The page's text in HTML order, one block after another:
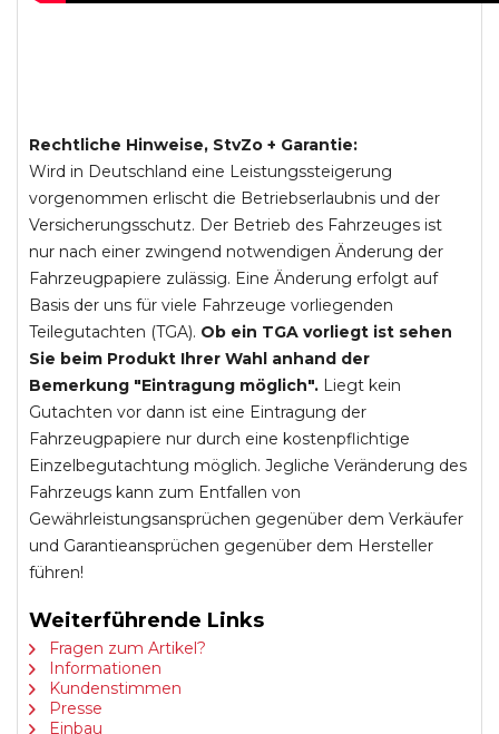
Rechtliche Hinweise, StvZo + Garantie:
Wird in Deutschland eine Leistungssteigerung
vorgenommen erlischt die Betriebserlaubnis und der
Versicherungsschutz. Der Betrieb des Fahrzeuges ist
nur nach einer zwingend notwendigen Änderung der
Fahrzeugpapiere zulässig. Eine Änderung erfolgt auf
Basis der uns für viele Fahrzeuge vorliegenden
Teilegutachten (TGA). Ob ein TGA vorliegt ist sehen
Sie beim Produkt Ihrer Wahl anhand der
Bemerkung "Eintragung möglich". Liegt kein
Gutachten vor dann ist eine Eintragung der
Fahrzeugpapiere nur durch eine kostenpflichtige
Einzelbegutachtung möglich. Jegliche Veränderung des
Fahrzeugs kann zum Entfallen von
Gewährleistungsansprüchen gegenüber dem Verkäufer
und Garantieansprüchen gegenüber dem Hersteller
führen!
Weiterführende Links
Fragen zum Artikel?
Informationen
Kundenstimmen
Presse
Einbau